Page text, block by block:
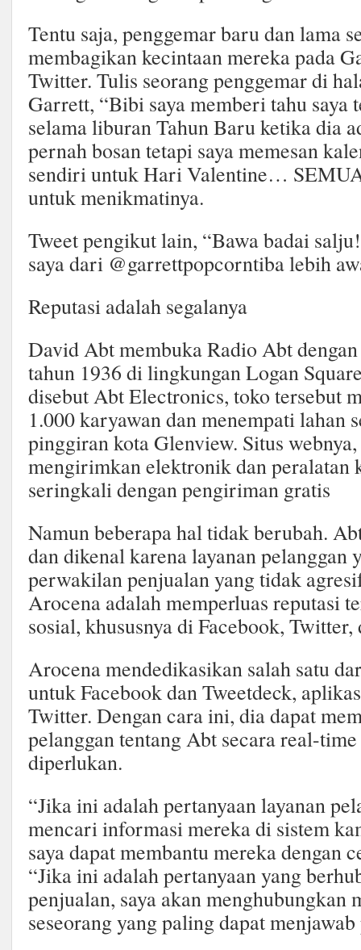
Tentu saja, penggemar baru dan lama
membagikan kecintaan mereka pada
Twitter. Tulis seorang penggemar di
Garrett, “Bibi saya memberi tahu saya
selama liburan Tahun Baru ketika dia
pernah bosan tetapi saya memesan
sendiri untuk Hari Valentine…
untuk menikmatinya.
Tweet pengikut lain, “Bawa badai
saya dari @garrettpopcorntiba lebih
Reputasi adalah segalanya
David Abt membuka Radio Abt
tahun 1936 di lingkungan Logan
disebut Abt Electronics, toko tersebut
1.000 karyawan dan menempati lahan
pinggiran kota Glenview. Situs
mengirimkan elektronik dan peralatan
seringkali dengan pengiriman gratis
Namun beberapa hal tidak berubah.
dan dikenal karena layanan pelanggan
perwakilan penjualan yang tidak
Arocena adalah memperluas reputasi
sosial, khususnya di Facebook, Twitter,
Arocena mendedikasikan salah satu
untuk Facebook dan Tweetdeck,
Twitter. Dengan cara ini, dia dapat
pelanggan tentang Abt secara real-
diperlukan.
“Jika ini adalah pertanyaan layanan
mencari informasi mereka di sistem
saya dapat membantu mereka dengan
“Jika ini adalah pertanyaan yang
penjualan, saya akan menghubungkan
seseorang yang paling dapat